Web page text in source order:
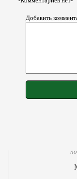
Добавить